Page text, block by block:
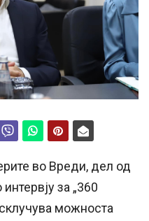
во Вреди, дел од
за „360
можноста